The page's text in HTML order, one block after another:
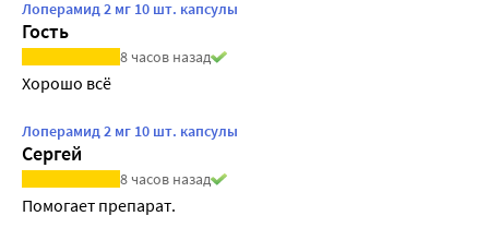
Лоперамид 2 мг 10 шт. капсулы
Гость
8 часов назад
Хорошо всё
Лоперамид 2 мг 10 шт. капсулы
Сергей
8 часов назад
Помогает препарат.